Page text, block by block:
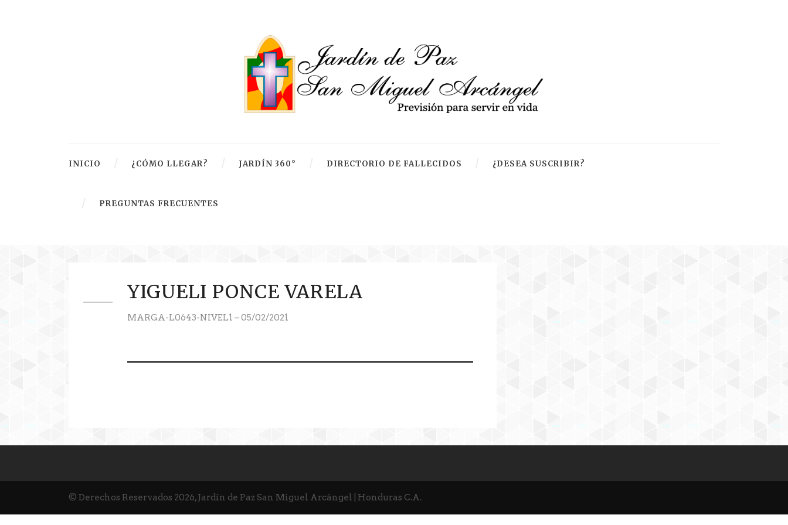
INICIO ¿CÓMO LLEGAR? JARDÍN 360° DIRECTORIO DE FALLECIDOS ¿DESEA SUSCRIBIR?
PREGUNTAS FRECUENTES
YIGUELI PONCE VARELA
MARGA-L0643-NIVEL1 – 05/02/2021
© Derechos Reservados 2026, Jardín de Paz San Miguel Arcángel | Honduras C.A.